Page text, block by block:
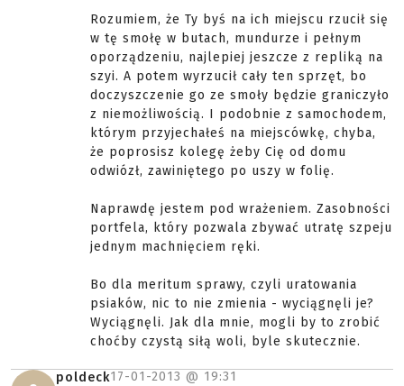
Rozumiem, że Ty byś na ich miejscu rzucił się
w tę smołę w butach, mundurze i pełnym
oporządzeniu, najlepiej jeszcze z repliką na
szyi. A potem wyrzucił cały ten sprzęt, bo
doczyszczenie go ze smoły będzie graniczyło
z niemożliwością. I podobnie z samochodem,
którym przyjechałeś na miejscówkę, chyba,
że poprosisz kolegę żeby Cię od domu
odwiózł, zawiniętego po uszy w folię.
Naprawdę jestem pod wrażeniem. Zasobności
portfela, który pozwala zbywać utratę szpeju
jednym machnięciem ręki.
Bo dla meritum sprawy, czyli uratowania
psiaków, nic to nie zmienia - wyciągnęli je?
Wyciągnęli. Jak dla mnie, mogli by to zrobić
choćby czystą siłą woli, byle skutecznie.
poldeck17-01-2013 @ 19:31